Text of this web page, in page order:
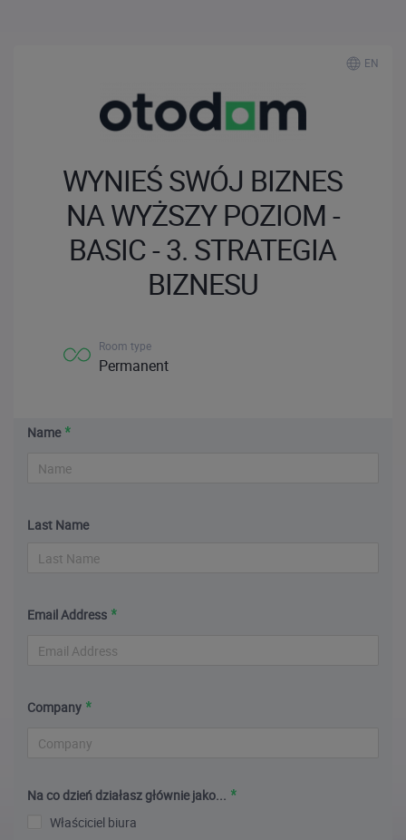
EN
WYNIEŚ SWÓJ BIZNES
NA WYŻSZY POZIOM -
BASIC - 3. STRATEGIA
BIZNESU
Room type
Permanent
Name
Last Name
Email Address
Company
Na co dzień działasz głównie jako...
Właściciel biura